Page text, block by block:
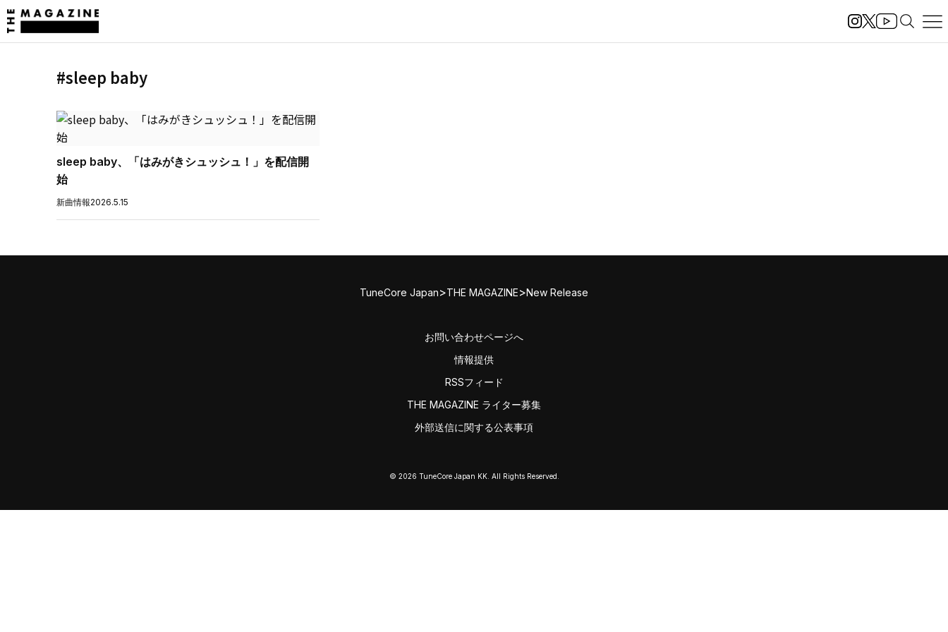
#sleep baby
sleep baby、「はみがきシュッシュ！」を配信開
始
新曲情報2026.5.15
TuneCore Japan>THE MAGAZINE>New Release
お問い合わせページへ
情報提供
RSSフィード
THE MAGAZINE ライター募集
外部送信に関する公表事項
© 2026 TuneCore Japan KK. All Rights Reserved.